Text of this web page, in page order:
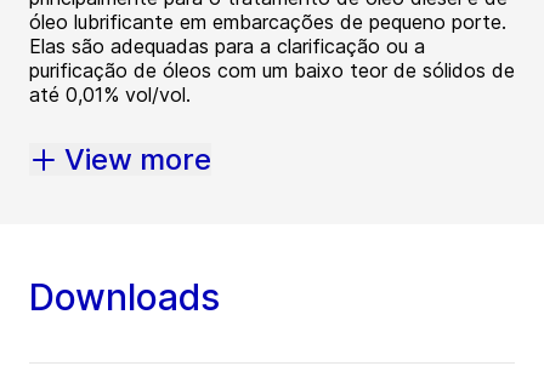
óleo lubrificante em embarcações de pequeno porte.
Elas são adequadas para a clarificação ou a
purificação de óleos com um baixo teor de sólidos de
até 0,01% vol/vol.
View more
Downloads